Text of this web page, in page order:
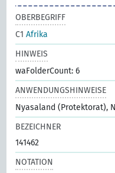
OBERBEGRIFF
C1Afrika
HINWEIS
waFolderCount: 6
ANWENDUNGSHINWEISE
Nyasaland (Protektorat),
BEZEICHNER
141462
NOTATION